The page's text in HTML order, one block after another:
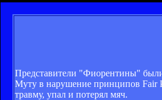
Представители "Фиорентины"
Муту в нарушение принципов Fair
травму, упал и потерял мяч.